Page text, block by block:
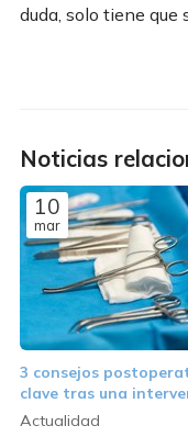
duda, solo tiene que
Noticias
10
mar
3 consejos
clave tras una
con Robot Da Vinci
Actualidad